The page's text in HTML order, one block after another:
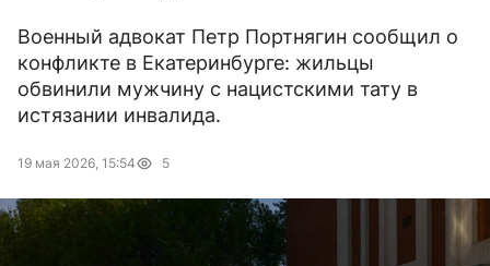
Военный адвокат Петр Портнягин сообщил о
конфликте в Екатеринбурге: жильцы
обвинили мужчину с нацистскими тату в
истязании инвалида.
19 мая 2026, 15:54 5